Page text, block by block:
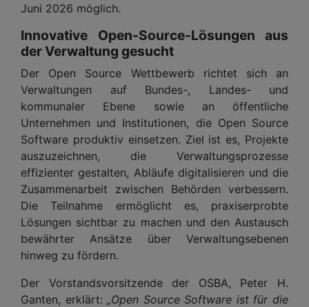
Juni 2026 möglich.
Innovative Open-Source-Lösungen aus
der Verwaltung gesucht
Der Open Source Wettbewerb richtet sich an
Verwaltungen auf Bundes-, Landes- und
kommunaler Ebene sowie an öffentliche
Unternehmen und Institutionen, die Open Source
Software produktiv einsetzen. Ziel ist es, Projekte
auszuzeichnen, die Verwaltungsprozesse
effizienter gestalten, Abläufe digitalisieren und die
Zusammenarbeit zwischen Behörden verbessern.
Die Teilnahme ermöglicht es, praxiserprobte
Lösungen sichtbar zu machen und den Austausch
bewährter Ansätze über Verwaltungsebenen
hinweg zu fördern.
Der Vorstandsvorsitzende der OSBA, Peter H.
Ganten, erklärt: „Open Source Software ist für die